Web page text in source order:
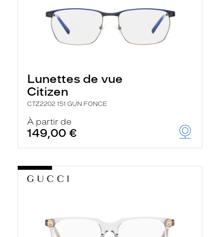
Lunettes de vue
Citizen
CTZ2202 151 GUN FONCE
À partir de
149,00 €